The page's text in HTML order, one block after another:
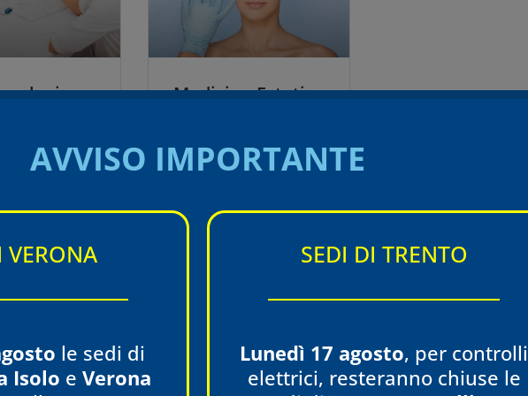
Medicina Estetica
Urologia e
AVVISO IMPORTANTE
VERONA
le sedi di
Isolo eVerona
SEDI DI TRENTO
Lunedì 17 agosto, per controlli
elettrici, resteranno chiuse le